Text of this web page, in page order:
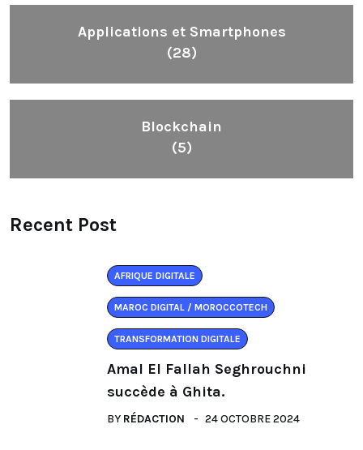
Applications et Smartphones
(28)
Blockchain
(5)
Recent Post
AFRIQUE DIGITALE
MAROC DIGITAL / MOROCCOTECH
TRANSFORMATION DIGITALE
Amal El Fallah Seghrouchni
succède à Ghita.
BY RÉDACTION 24 OCTOBRE 2024